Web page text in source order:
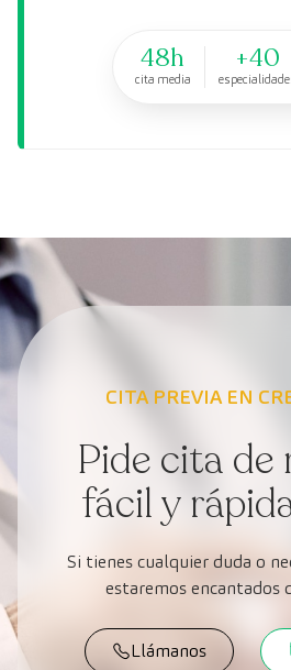
48h
cita media
+40
CITA PREVIA EN
Pide cita de
fácil y
Si tienes cualquier duda o
estaremos encantados
Llámanos